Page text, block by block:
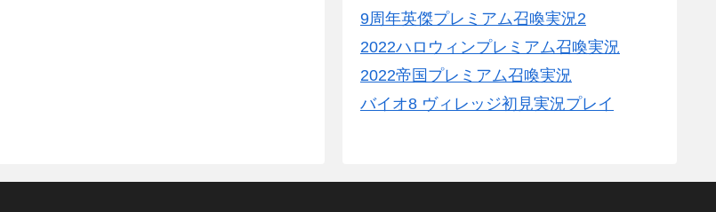
9周年英傑プレミアム召喚実況2
2022ハロウィンプレミアム召喚実況
2022帝国プレミアム召喚実況
バイオ8 ヴィレッジ初見実況プレイ